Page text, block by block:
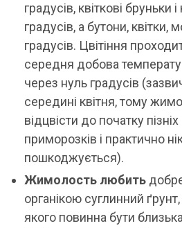
градусів, квіткові бруньки
градусів, а бутони, квітки,
градусів. Цвітіння
середня добова
через нуль градусів
середині квітня, тому
відцвісти до початку
приморозків і практично
пошкоджується).
Жимолость любить
органікою суглинний
якого повинна бути